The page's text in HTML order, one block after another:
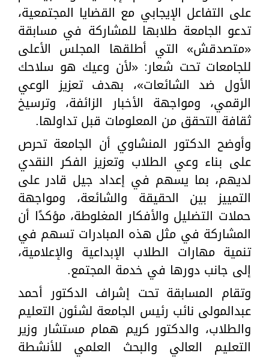
على التفاعل الإيجابي مع القضايا المجتمعية،
تدعو الجامعة طلابها للمشاركة في مسابقة
«متصدقش» التي أطلقها المجلس الأعلى
للجامعات تحت شعار: «لأن وعيك هو سلاحك
الأول ضد الشائعات»، بهدف تعزيز الوعي
الرقمي، ومواجهة الأخبار الزائفة، وترسيخ
ثقافة التحقق من المعلومات قبل تداولها.
وأوضح الدكتور المنشاوي أن الجامعة تحرص
على بناء وعي الطلاب وتعزيز الفكر النقدي
لديهم، بما يسهم في إعداد جيل قادر على
التمييز بين الحقيقة والشائعة، ومواجهة
حملات التضليل والأفكار المغلوطة، مؤكدًا أن
المشاركة في مثل هذه المبادرات تسهم في
تنمية مهارات الطلاب الإبداعية والإعلامية،
إلى جانب دورها في خدمة المجتمع.
وتقام المسابقة تحت إشراف الدكتور أحمد
عبدالمولى نائب رئيس الجامعة لشئون التعليم
والطلاب، والدكتور كريم همام مستشار وزير
التعليم العالي والبحث العلمي للأنشطة